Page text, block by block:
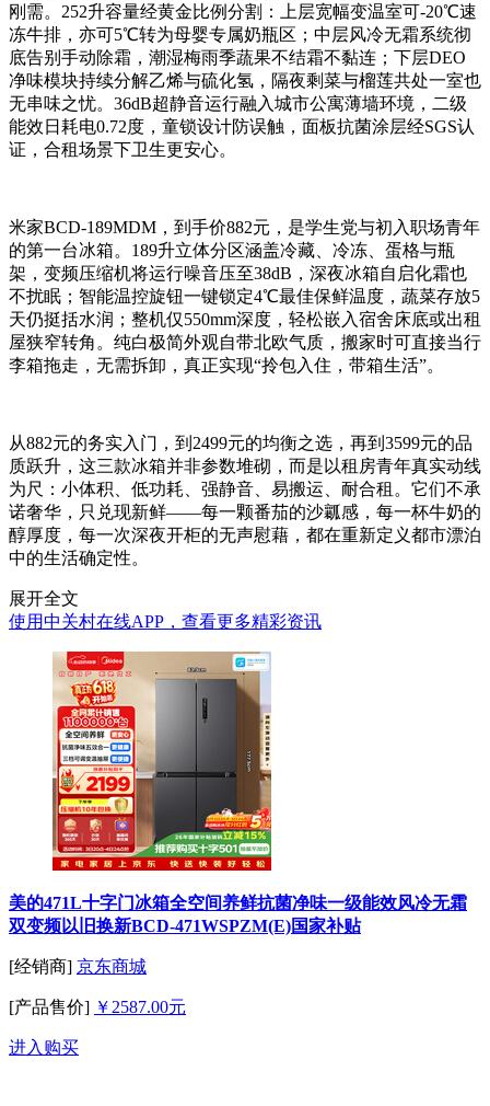
刚需。252升容量经黄金比例分割：上层宽幅变温室可-20℃速
冻牛排，亦可5℃转为母婴专属奶瓶区；中层风冷无霜系统彻
底告别手动除霜，潮湿梅雨季蔬果不结霜不黏连；下层DEO
净味模块持续分解乙烯与硫化氢，隔夜剩菜与榴莲共处一室也
无串味之忧。36dB超静音运行融入城市公寓薄墙环境，二级
能效日耗电0.72度，童锁设计防误触，面板抗菌涂层经SGS认
证，合租场景下卫生更安心。
米家BCD-189MDM，到手价882元，是学生党与初入职场青年
的第一台冰箱。189升立体分区涵盖冷藏、冷冻、蛋格与瓶
架，变频压缩机将运行噪音压至38dB，深夜冰箱自启化霜也
不扰眠；智能温控旋钮一键锁定4℃最佳保鲜温度，蔬菜存放5
天仍挺括水润；整机仅550mm深度，轻松嵌入宿舍床底或出租
屋狭窄转角。纯白极简外观自带北欧气质，搬家时可直接当行
李箱拖走，无需拆卸，真正实现“拎包入住，带箱生活”。
从882元的务实入门，到2499元的均衡之选，再到3599元的品
质跃升，这三款冰箱并非参数堆砌，而是以租房青年真实动线
为尺：小体积、低功耗、强静音、易搬运、耐合租。它们不承
诺奢华，只兑现新鲜——每一颗番茄的沙瓤感，每一杯牛奶的
醇厚度，每一次深夜开柜的无声慰藉，都在重新定义都市漂泊
中的生活确定性。
展开全文
使用中关村在线APP，查看更多精彩资讯
美的471L十字门冰箱全空间养鲜抗菌净味一级能效风冷无霜
双变频以旧换新BCD-471WSPZM(E)国家补贴
[经销商] 京东商城
[产品售价] ￥2587.00元
进入购买